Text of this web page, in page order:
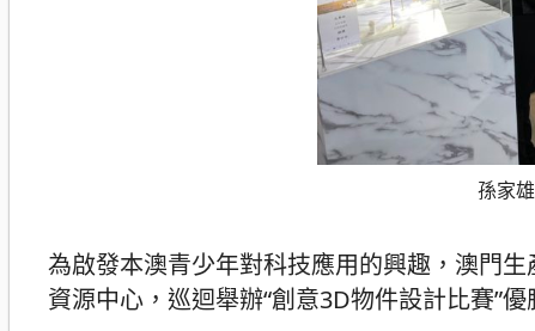
孫家
為啟發本澳青少年對科技應用的興趣，澳門
資源中心，巡迴舉辦“創意3D物件設計比賽”